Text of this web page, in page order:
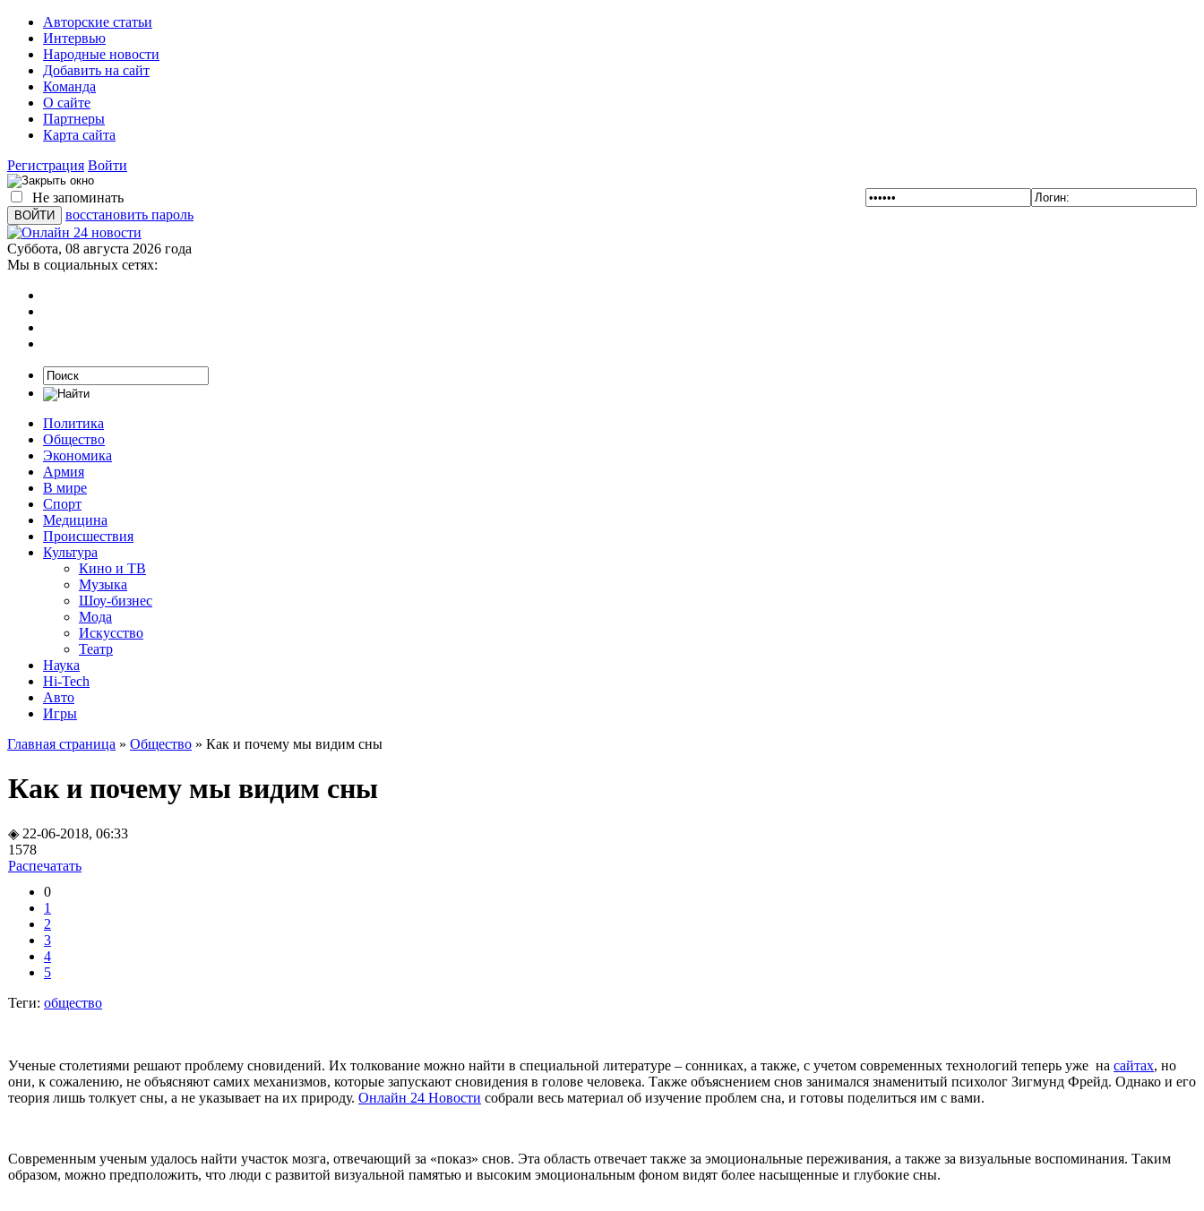
Авторские статьи
Интервью
Народные новости
Добавить на сайт
Команда
О сайте
Партнеры
Карта сайта
Регистрация Войти
Не запоминать
восстановить пароль
Суббота, 08 августа 2026 года
Мы в социальных сетях:
Политика
Общество
Экономика
Армия
В мире
Спорт
Медицина
Происшествия
Культура
Кино и ТВ
Музыка
Шоу-бизнес
Мода
Искусство
Театр
Наука
Hi-Tech
Авто
Игры
Главная страница » Общество » Как и почему мы видим сны
Как и почему мы видим сны
◈ 22-06-2018, 06:33
1578
Распечатать
0
1
2
3
4
5
Теги: общество
Ученые столетиями решают проблему сновидений. Их толкование можно найти в специальной литературе – сонниках, а также, с учетом современных технологий теперь уже на сайтах, но
они, к сожалению, не объясняют самих механизмов, которые запускают сновидения в голове человека. Также объяснением снов занимался знаменитый психолог Зигмунд Фрейд. Однако и его
теория лишь толкует сны, а не указывает на их природу. Онлайн 24 Новости собрали весь материал об изучение проблем сна, и готовы поделиться им с вами.
Современным ученым удалось найти участок мозга, отвечающий за «показ» снов. Эта область отвечает также за эмоциональные переживания, а также за визуальные воспоминания. Таким
образом, можно предположить, что люди с развитой визуальной памятью и высоким эмоциональным фоном видят более насыщенные и глубокие сны.